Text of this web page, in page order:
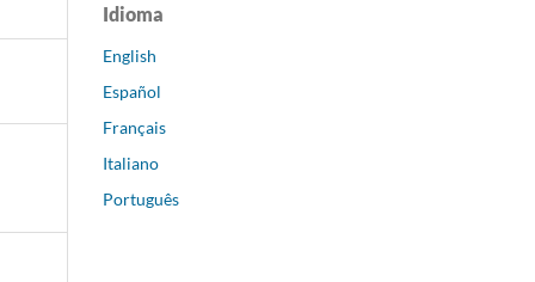
Idioma
English
Español
Français
Italiano
Português